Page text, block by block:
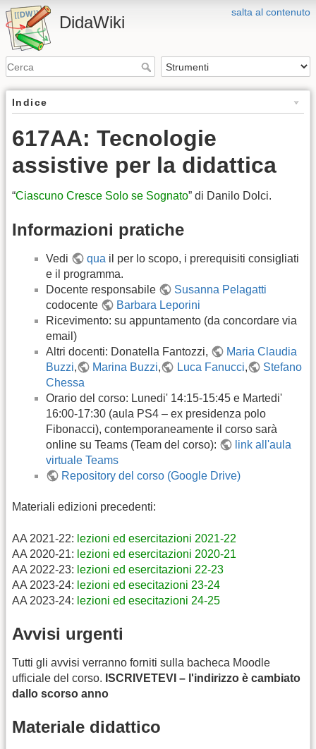
salta al contenuto
DidaWiki
Indice
617AA: Tecnologie
assistive per la didattica
“Ciascuno Cresce Solo se Sognato” di Danilo Dolci.
Informazioni pratiche
Vedi qua il per lo scopo, i prerequisiti consigliati
e il programma.
Docente responsabile
Susanna Pelagatti
codocente
Barbara Leporini
Ricevimento: su appuntamento (da concordare via
email)
Altri docenti: Donatella Fantozzi,
Maria Claudia
Buzzi, Marina Buzzi, Luca Fanucci,
Stefano
Chessa
Orario del corso: Lunedi' 14:15-15:45 e Martedi'
16:00-17:30 (aula PS4 – ex presidenza polo
Fibonacci), contemporaneamente il corso sarà
online su Teams (Team del corso):
link all'aula
virtuale Teams
Repository del corso (Google Drive)
Materiali edizioni precedenti:
AA 2021-22: lezioni ed esercitazioni 2021-22
AA 2020-21: lezioni ed esercitazioni 2020-21
AA 2022-23: lezioni ed esercitazioni 22-23
AA 2023-24: lezioni ed esecitazioni 23-24
AA 2023-24: lezioni ed esecitazioni 24-25
Avvisi urgenti
Tutti gli avvisi verranno forniti sulla bacheca Moodle
ufficiale del corso. ISCRIVETEVI – l'indirizzo è cambiato
dallo scorso anno
Materiale didattico